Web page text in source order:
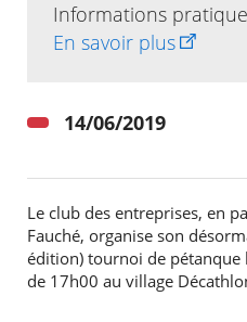
RECHERCHER ...
Informations
En savoir plus
14/06/2019
Le club des entreprises, en
Fauché, organise son
édition) tournoi de
de 17h00 au village